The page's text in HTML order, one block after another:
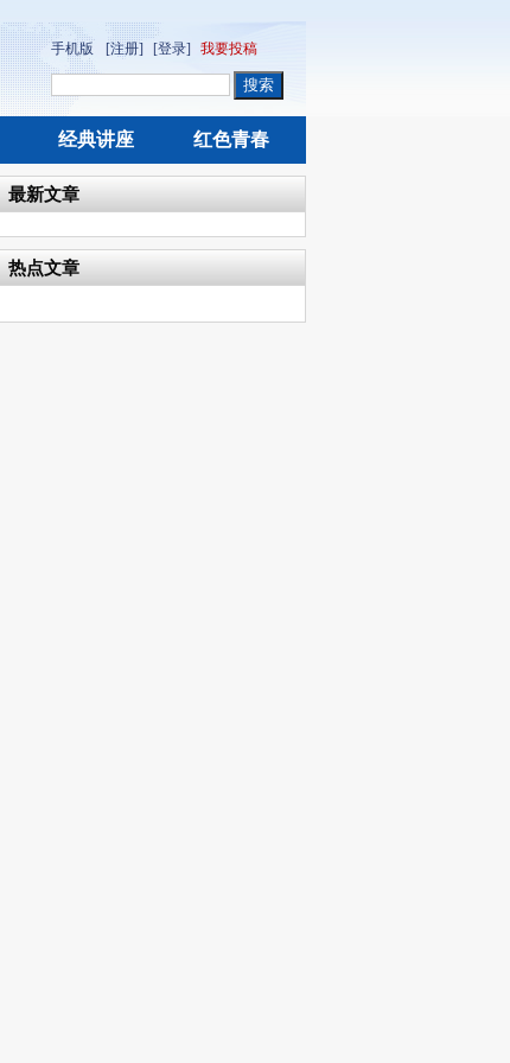
手机版 [注册] [登录] 我要投稿
经典讲座 红色青春
最新文章
热点文章